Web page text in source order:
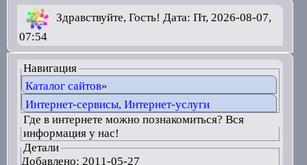
Здравствуйте, Гость! Дата: Пт, 2026-08-07,
07:54
Навигация
Каталог сайтов»
Интернет-сервисы, Интернет-услуги
Где в интернете можно познакомиться? Вся
информация у нас!
Детали
Добавлено: 2011-05-27